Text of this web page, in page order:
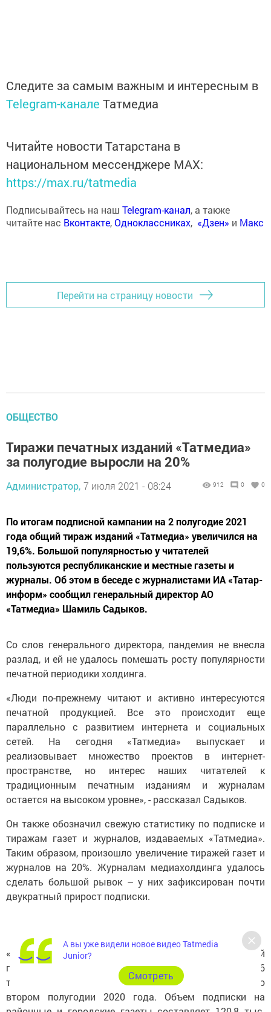
Следите за самым важным и интересным в
Telegram-канале Татмедиа
Читайте новости Татарстана в
национальном мессенджере MАХ:
https://max.ru/tatmedia
Подписывайтесь на наш Telegram-канал, а также
читайте нас Вконтакте,Одноклассниках, «Дзен» и Макс
Перейти на страницу новости
ОБЩЕСТВО
Тиражи печатных изданий «Татмедиа»
за полугодие выросли на 20%
Администратор, 7 июля 2021 - 08:24 912 0 0
По итогам подписной кампании на 2 полугодие 2021
года общий тираж изданий «Татмедиа» увеличился на
19,6%. Большой популярностью у читателей
пользуются республиканские и местные газеты и
журналы. Об этом в беседе с журналистами ИА «Татар-
информ» сообщил генеральный директор АО
«Татмедиа» Шамиль Садыков.
Со слов генерального директора, пандемия не внесла
разлад, и ей не удалось помешать росту популярности
печатной периодики холдинга.
«Люди по-прежнему читают и активно интересуются
печатной продукцией. Все это происходит еще
параллельно с развитием интернета и социальных
сетей. На сегодня «Татмедиа» выпускает и
реализовывает множество проектов в интернет-
пространстве, но интерес наших читателей к
традиционным печатным изданиям и журналам
остается на высоком уровне», - рассказал Садыков.
Он также обозначил свежую статистику по подписке и
тиражам газет и журналов, издаваемых «Татмедиа».
Таким образом, произошло увеличение тиражей газет и
журналов на 20%. Журналам медиахолдинга удалось
сделать большой рывок – у них зафиксирован почти
двукратный прирост подписки.
«По итогам подписной кампании за полугодие общий
подписной тираж изданий «Татмедиа» составил 227,6
тыс. экземпляров против 190,4 тыс. экземпляров во
втором полугодии 2020 года. Объем подписки на
А вы уже видели новое видео Tatmedia
Junior?
Cмотреть